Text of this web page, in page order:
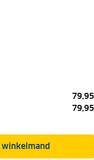
79,95
79,95